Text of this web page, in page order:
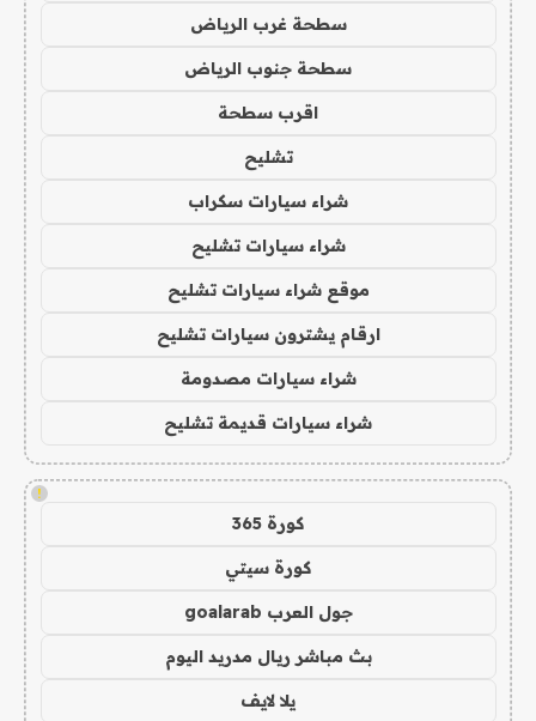
سطحة غرب الرياض
سطحة جنوب الرياض
اقرب سطحة
تشليح
شراء سيارات سكراب
شراء سيارات تشليح
موقع شراء سيارات تشليح
ارقام يشترون سيارات تشليح
شراء سيارات مصدومة
شراء سيارات قديمة تشليح
!
كورة 365
كورة سيتي
جول العرب goalarab
بث مباشر ريال مدريد اليوم
يلا لايف